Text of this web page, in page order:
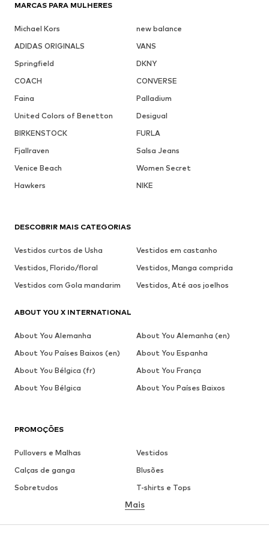
MARCAS PARA MULHERES
Michael Kors
new balance
ADIDAS ORIGINALS
VANS
Springfield
DKNY
COACH
CONVERSE
Faina
Palladium
United Colors of Benetton
Desigual
BIRKENSTOCK
FURLA
Fjallraven
Salsa Jeans
Venice Beach
Women Secret
Hawkers
NIKE
PROMOÇÕES
Pullovers e Malhas
Vestidos
Calças de ganga
Blusões
Sobretudos
T-shirts e Tops
Roupa interior
Saias
Blusas e Túnicas
Mais
DESCOBRIR MAIS CATEGORIAS
Vestidos curtos de Usha
Vestidos em castanho
Vestidos, Florido/floral
Vestidos, Manga comprida
Vestidos com Gola mandarim
Vestidos, Até aos joelhos
ABOUT YOU X INTERNATIONAL
About You Alemanha
About You Alemanha (en)
About You Países Baixos (en)
About You Espanha
About You Bélgica (fr)
About You França
About You Bélgica
About You Países Baixos